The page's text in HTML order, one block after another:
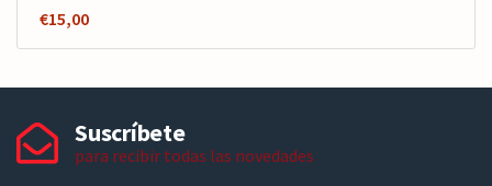
€15,00
Suscríbete
para recibir todas las novedades